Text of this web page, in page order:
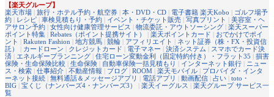
【楽天グループ】
楽天市場 | 旅行・ホテル予約・航空券 | 本・DVD・CD | 電子書籍 楽天Kobo | ゴルフ場予
約 | レシピ | 車検見積もり・予約 | イベント・チケット販売 | 写真プリント | 美容室・ヘ
アサロン予約 | 女性向け健康管理サービス | 物流委託・アウトソーシング | 楽天スーパー
ポイント特集 | Rebates（ポイント提携サイト） | 楽天ポイントカード | おでかけでポイ
ント | Rakuten Fashion | 地方競馬 | 競輪 | アフィリエイト | ネット証券（株・FX・投資信
託）
| カードローン | クレジットカード | 電子マネー | 決済システム | スマホでカード決
済 | エネルギープランニング | 住宅ローン変動金利（固定特約付き）・フラット35 | 損害
保険・生命保険比較 | 生命保険 | 自動車保険一括見積もり | インターネット銀行 | ニュー
ス・検索 | 仕事紹介 | 不動産情報 | ブログ | ROOM | 楽天モバイル | プロバイダ・インタ
ーネット接続 | 無料通話＆メッセージアプリ | 電話アプリ | 動画配信 | 占い | toto・
BIG | 宝くじ（ナンバーズ4・ナンバーズ3） | 楽天イーグルス | 楽天グループ サービス一
覧